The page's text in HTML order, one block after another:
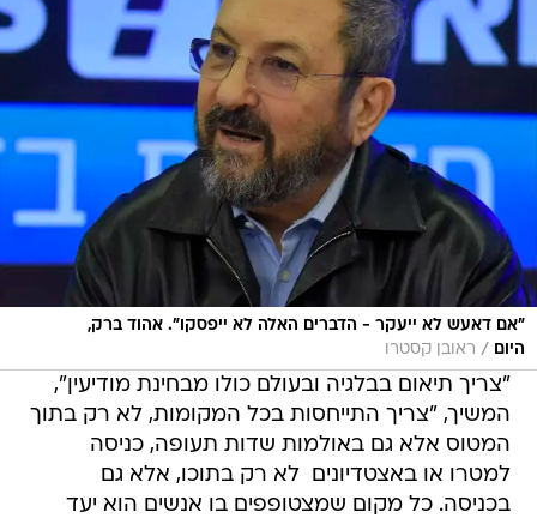
"אם דאעש לא ייעקר - הדברים האלה לא ייפסקו". אהוד ברק,
היום
/ ראובן קסטרו
"צריך תיאום בבלגיה ובעולם כולו מבחינת מודיעין",
המשיך, "צריך התייחסות בכל המקומות, לא רק בתוך
המטוס אלא גם באולמות שדות תעופה, כניסה
למטרו או באצטדיונים  לא רק בתוכו, אלא גם
בכניסה. כל מקום שמצטופפים בו אנשים הוא יעד